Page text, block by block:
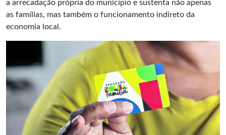
a arrecadação própria do município e sustenta não apenas
as famílias, mas também o funcionamento indireto da
economia local.